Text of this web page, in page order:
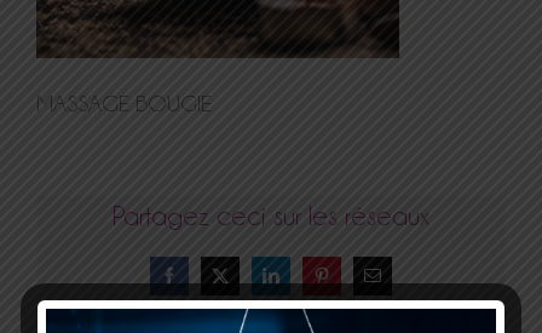
MASSAGE BOUGIE
Partagez ceci sur les réseaux
Facebook
X LinkedInPinterestEmail